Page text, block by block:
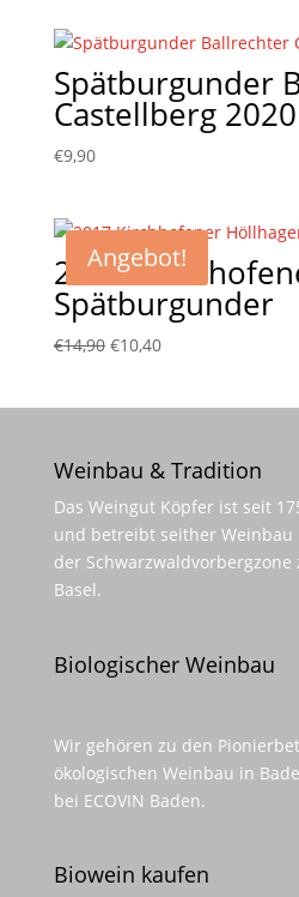
Spätburgunder
Castellberg 2020
€9,90
Angebot!
2017
Spätburgunder
€14,90 Ursprünglicher
€10,40Aktueller
Weinbau & Tradition
Das Weingut Köpfer ist seit
und betreibt seither Weinbau
der
Basel.
Biologischer Weinbau
Wir gehören zu den
ökologischen Weinbau in
bei ECOVIN Baden.
Biowein kaufen